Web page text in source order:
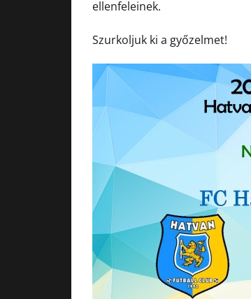
ellenfeleinek.
Szurkoljuk ki a győzelmet!